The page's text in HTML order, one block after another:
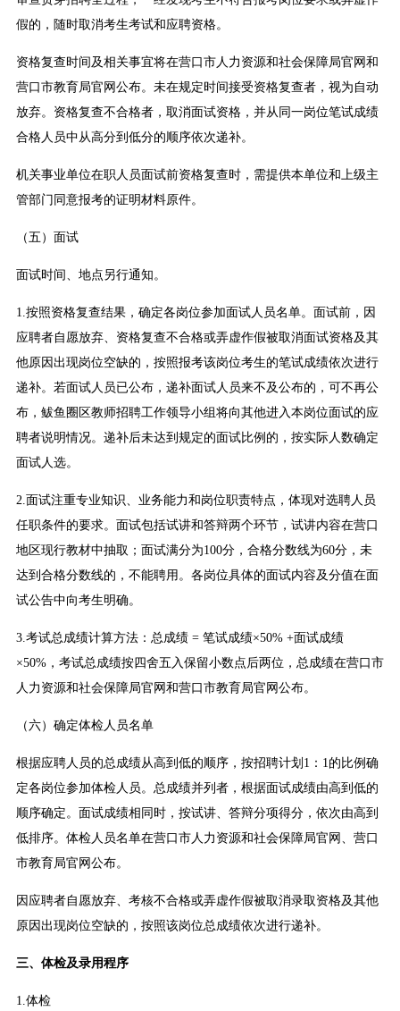
假的，随时取消考生考试和应聘资格。
资格复查时间及相关事宜将在营口市人力资源和社会保障局官网和
营口市教育局官网公布。未在规定时间接受资格复查者，视为自动
放弃。资格复查不合格者，取消面试资格，并从同一岗位笔试成绩
合格人员中从高分到低分的顺序依次递补。
机关事业单位在职人员面试前资格复查时，需提供本单位和上级主
管部门同意报考的证明材料原件。
（五）面试
面试时间、地点另行通知。
1.按照资格复查结果，确定各岗位参加面试人员名单。面试前，因
应聘者自愿放弃、资格复查不合格或弄虚作假被取消面试资格及其
他原因出现岗位空缺的，按照报考该岗位考生的笔试成绩依次进行
递补。若面试人员已公布，递补面试人员来不及公布的，可不再公
布，鲅鱼圈区教师招聘工作领导小组将向其他进入本岗位面试的应
聘者说明情况。递补后未达到规定的面试比例的，按实际人数确定
面试人选。
2.面试注重专业知识、业务能力和岗位职责特点，体现对选聘人员
任职条件的要求。面试包括试讲和答辩两个环节，试讲内容在营口
地区现行教材中抽取；面试满分为100分，合格分数线为60分，未
达到合格分数线的，不能聘用。各岗位具体的面试内容及分值在面
试公告中向考生明确。
3.考试总成绩计算方法：总成绩 = 笔试成绩×50% +面试成绩
×50%，考试总成绩按四舍五入保留小数点后两位，总成绩在营口市
人力资源和社会保障局官网和营口市教育局官网公布。
（六）确定体检人员名单
根据应聘人员的总成绩从高到低的顺序，按招聘计划1：1的比例确
定各岗位参加体检人员。总成绩并列者，根据面试成绩由高到低的
顺序确定。面试成绩相同时，按试讲、答辩分项得分，依次由高到
低排序。体检人员名单在营口市人力资源和社会保障局官网、营口
市教育局官网公布。
因应聘者自愿放弃、考核不合格或弄虚作假被取消录取资格及其他
原因出现岗位空缺的，按照该岗位总成绩依次进行递补。
三、体检及录用程序
1.体检